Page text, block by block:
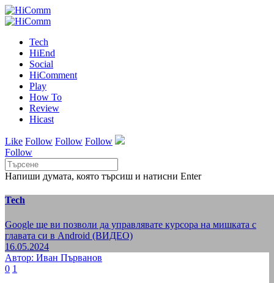
Tech
HiEnd
Social
HiComment
Play
How To
Review
Hicast
Like Follow Follow Follow
Follow
Напиши думата, която търсиш и натисни Enter
Tech
Google ще ви позволи да управлявате курсора на мишката с
главата си в Android (ВИДЕО)
16.05.2024
Автор: Иван Първанов
0 1